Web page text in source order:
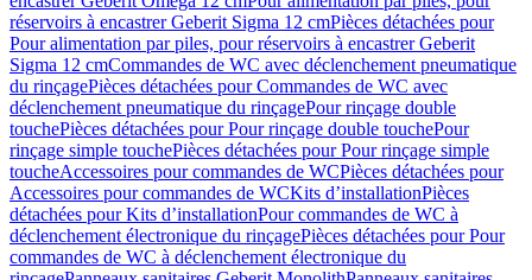
réservoirs à encastrer Geberit Sigma 12 cmPièces détachées pour
Pour alimentation par piles, pour réservoirs à encastrer Geberit
Sigma 12 cmCommandes de WC avec déclenchement pneumatique
du rinçagePièces détachées pour Commandes de WC avec
déclenchement pneumatique du rinçagePour rinçage double
touchePièces détachées pour Pour rinçage double touchePour
rinçage simple touchePièces détachées pour Pour rinçage simple
toucheAccessoires pour commandes de WCPièces détachées pour
Accessoires pour commandes de WCKits d’installationPièces
détachées pour Kits d’installationPour commandes de WC à
déclenchement électronique du rinçagePièces détachées pour Pour
commandes de WC à déclenchement électronique du